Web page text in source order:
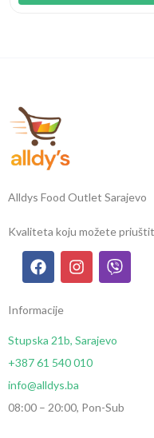
Alldys Food Outlet Sarajevo
Kvaliteta koju možete
Informacije
Stupska 21b, Sarajevo
+387 61 540 010
info@alldys.ba
08:00 – 20:00, Pon-Sub